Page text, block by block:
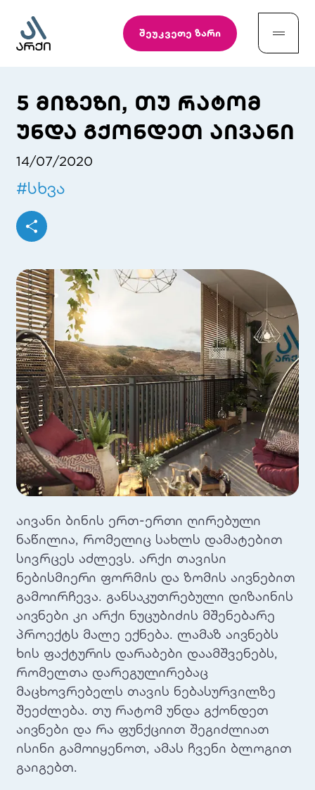
შეუკვეთე ზარი
5 მიზეზი, თუ რატომ
უნდა გქონდეთ აივანი
14/07/2020
#სხვა
აივანი ბინის ერთ-ერთი ღირებული
ნაწილია, რომელიც სახლს დამატებით
სივრცეს აძლევს. არქი თავისი
ნებისმიერი ფორმის და ზომის აივნებით
გამოირჩევა. განსაკუთრებული დიზაინის
აივნები კი არქი ნუცუბიძის მშენებარე
პროექტს მალე ექნება. ლამაზ აივნებს
ხის ფაქტურის დარაბები დაამშვენებს,
რომელთა დარეგულირებაც
მაცხოვრებელს თავის ნებასურვილზე
შეეძლება. თუ რატომ უნდა გქონდეთ
აივნები და რა ფუნქციით შეგიძლიათ
ისინი გამოიყენოთ, ამას ჩვენი ბლოგით
გაიგებთ.